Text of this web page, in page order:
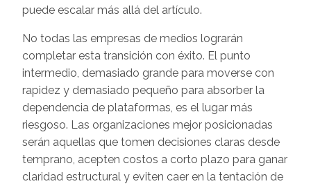
puede escalar más allá del artículo.
No todas las empresas de medios lograrán
completar esta transición con éxito. El punto
intermedio, demasiado grande para moverse con
rapidez y demasiado pequeño para absorber la
dependencia de plataformas, es el lugar más
riesgoso. Las organizaciones mejor posicionadas
serán aquellas que tomen decisiones claras desde
temprano, acepten costos a corto plazo para ganar
claridad estructural y eviten caer en la tentación de